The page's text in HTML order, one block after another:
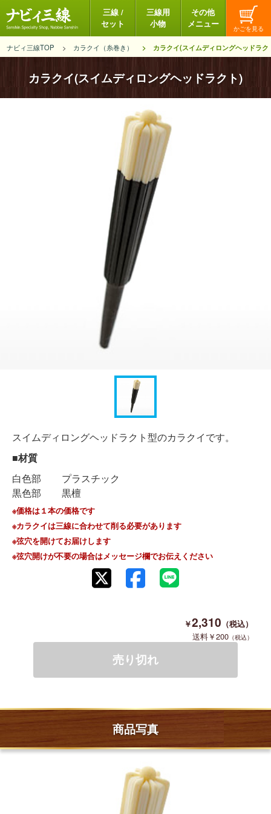
三線 /
セット
三線用
小物
その他
メニュー
ナビィ三線TOP カラクイ（糸巻き） カラクイ(スイムディロングヘッドラク
カラクイ(スイムディロングヘッドラクト)
スイムディロングヘッドラクト型のカラクイです。
■材質
白色部
プラスチック
黒色部
黒檀
※価格は１本の価格です
※カラクイは三線に合わせて削る必要があります
※弦穴を開けてお届けします
※弦穴開けが不要の場合はメッセージ欄でお伝えください
2,310
200
商品写真